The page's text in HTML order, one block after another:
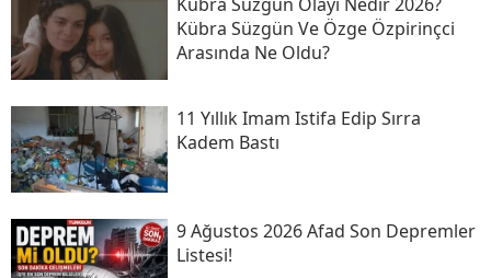
Kübra Süzgün Ve Özge Özpirinçci
Arasında Ne Oldu?
11 Yıllık Imam Istifa Edip Sırra
Kadem Bastı
9 Ağustos 2026 Afad Son Depremler
Listesi!